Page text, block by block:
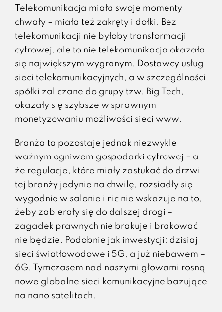
Telekomunikacja miała swoje momenty
chwały – miała też zakręty i dołki. Bez
telekomunikacji nie byłoby transformacji
cyfrowej, ale to nie telekomunikacja okazała
się największym wygranym. Dostawcy usług
sieci telekomunikacyjnych, a w szczególności
spółki zaliczane do grupy tzw. Big Tech,
okazały się szybsze w sprawnym
monetyzowaniu możliwości sieci www.
Branża ta pozostaje jednak niezwykle
ważnym ogniwem gospodarki cyfrowej – a
że regulacje, które miały zastukać do drzwi
tej branży jedynie na chwilę, rozsiadły się
wygodnie w salonie i nic nie wskazuje na to,
żeby zabierały się do dalszej drogi –
zagadek prawnych nie brakuje i brakować
nie będzie. Podobnie jak inwestycji: dzisiaj
sieci światłowodowe i 5G, a już niebawem –
6G. Tymczasem nad naszymi głowami rosną
nowe globalne sieci komunikacyjne bazujące
na nano satelitach.